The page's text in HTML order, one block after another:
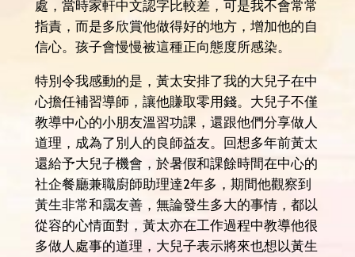
處，當時家軒中文認字比較差，可是我不會常常
指責，而是多欣賞他做得好的地方，增加他的自
信心。孩子會慢慢被這種正向態度所感染。
特別令我感動的是，黃太安排了我的大兒子在中
心擔任補習導師，讓他賺取零用錢。大兒子不僅
教導中心的小朋友溫習功課，還跟他們分享做人
道理，成為了別人的良師益友。回想多年前黃太
還給予大兒子機會，於暑假和課餘時間在中心的
社企餐廳兼職廚師助理達2年多，期間他觀察到
黃生非常和靄友善，無論發生多大的事情，都以
從容的心情面對，黃太亦在工作過程中教導他很
多做人處事的道理，大兒子表示將來也想以黃生